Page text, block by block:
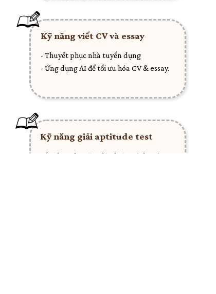
- Thuyết phục nhà tuyển dụng
- Ứng dụng AI để tối ưu hóa CV & essay.
Kỹ năng viết CV và essay
- Áp dụng kỹ năng lập luận, tính toán, tư
Kỹ năng giải aptitude test